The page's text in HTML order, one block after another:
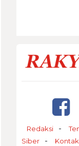
Redaksi
Siber
Kontak